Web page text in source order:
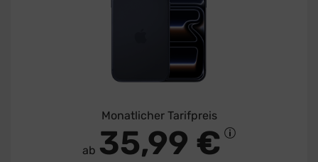
Monatlicher Tarifpreis
ab 35,99 €